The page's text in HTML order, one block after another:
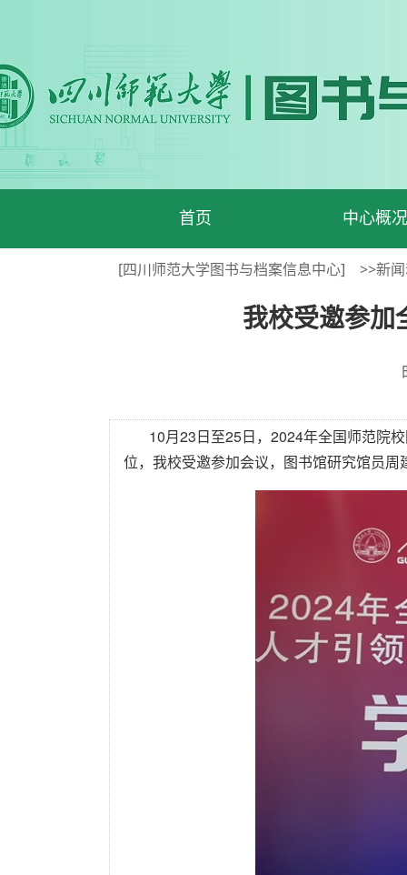
首页 中心概况
[四川师范大学图书与档案信息中心] >>新
我校受邀参加
10月23日至25日，2024年全国师范院
位，我校受邀参加会议，图书馆研究馆员